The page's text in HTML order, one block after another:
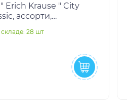
Erich Krause " City
ассорти,
в28 шт